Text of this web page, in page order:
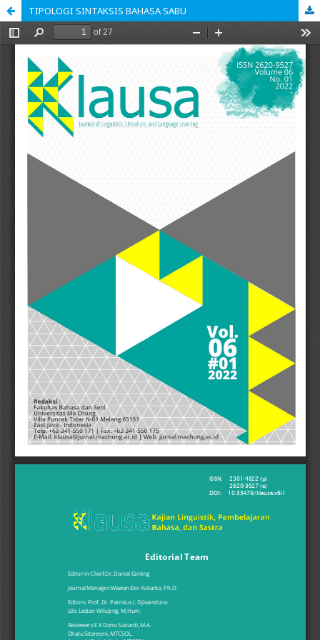
TIPOLOGI SINTAKSIS BAHASA SABU